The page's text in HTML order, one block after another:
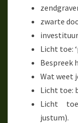
zwarte
Licht toe:
Bespreek
Wat weet
Licht toe:
Licht
justum).